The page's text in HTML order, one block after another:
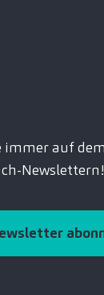
immer auf
Newslettern!